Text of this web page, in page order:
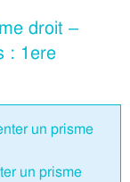
droit –
: 1ere
un prisme
un prisme